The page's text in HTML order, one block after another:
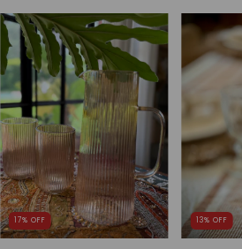
17% OFF 13% OFF